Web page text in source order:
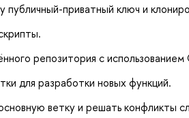
публичный-приватный ключ и
репозитория с использованием
для разработки новых функций.
ветку и решать конфликты